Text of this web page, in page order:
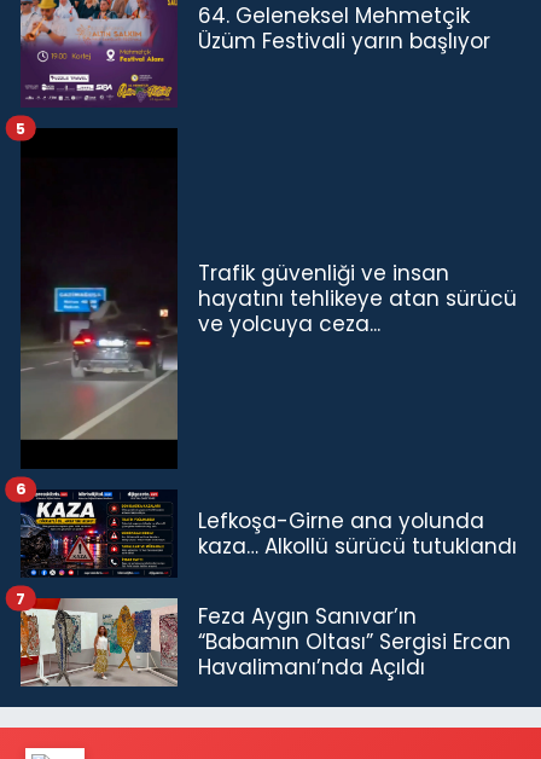
64. Geleneksel Mehmetçik
Üzüm Festivali yarın başlıyor
Trafik güvenliği ve insan
hayatını tehlikeye atan sürücü
ve yolcuya ceza...
5
Lefkoşa-Girne ana yolunda
kaza… Alkollü sürücü tutuklandı
6
Feza Aygın Sanıvar’ın
“Babamın Oltası” Sergisi Ercan
Havalimanı’nda Açıldı
7